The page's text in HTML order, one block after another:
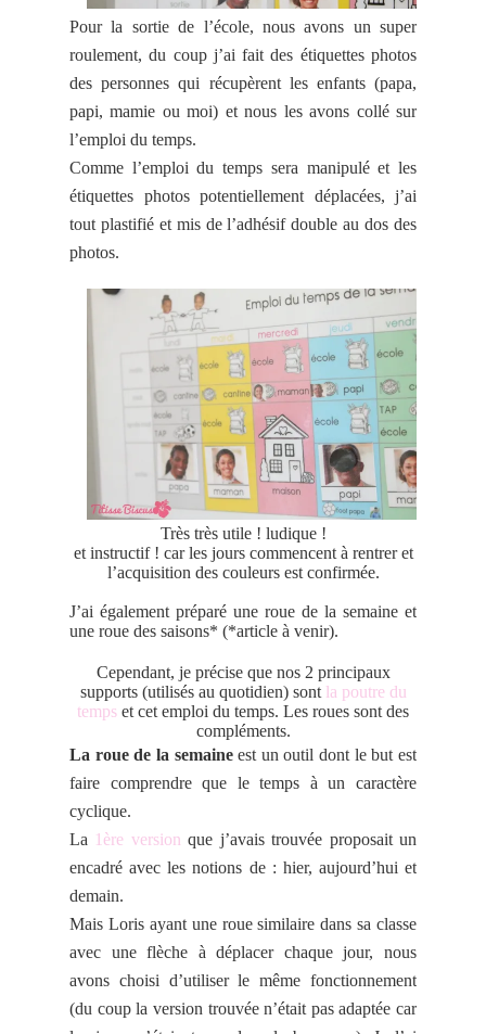
Pour la sortie de l’école, nous avons un super
roulement, du coup j’ai fait des étiquettes photos
des personnes qui récupèrent les enfants (papa,
papi, mamie ou moi) et nous les avons collé sur
l’emploi du temps.
Comme l’emploi du temps sera manipulé et les
étiquettes photos potentiellement déplacées, j’ai
tout plastifié et mis de l’adhésif double au dos des
photos.
Très très utile ! ludique !
et instructif ! car les jours commencent à rentrer et
l’acquisition des couleurs est confirmée.
J’ai également préparé une roue de la semaine et
une roue des saisons* (*article à venir).
Cependant, je précise que nos 2 principaux
supports (utilisés au quotidien) sont la poutre du
temps et cet emploi du temps. Les roues sont des
compléments.
La roue de la semaineest un outil dont le but est
faire comprendre que le temps à un caractère
cyclique.
La 1ère version que j’avais trouvée proposait un
encadré avec les notions de : hier, aujourd’hui et
demain.
Mais Loris ayant une roue similaire dans sa classe
avec une flèche à déplacer chaque jour, nous
avons choisi d’utiliser le même fonctionnement
(du coup la version trouvée n’était pas adaptée car